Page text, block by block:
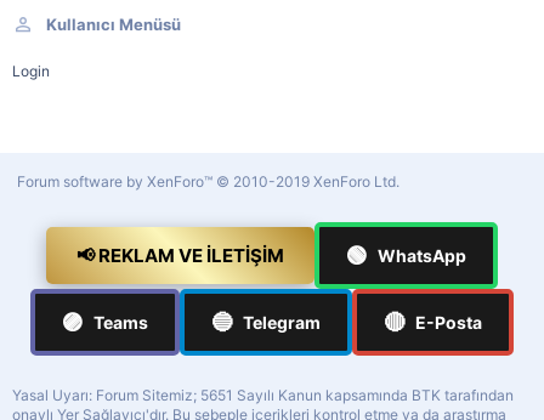
Kullanıcı Menüsü
Login
Forum software by XenForo™ © 2010-2019 XenForo Ltd.
📢 REKLAM VE İLETIŞIM 🟢 WhatsApp
🟣 Teams 🔵 Telegram 🔴 E-Posta
Yasal Uyarı: Forum Sitemiz; 5651 Sayılı Kanun kapsamında BTK tarafından
onaylı Yer Sağlayıcı'dır. Bu sebeple içerikleri kontrol etme ya da araştırma